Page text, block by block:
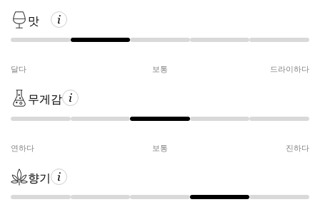
맛
달다 보통 드라이하다
무게감
연하다 보통 진하다
향기